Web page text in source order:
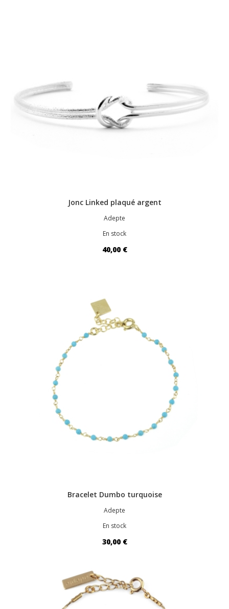
Jonc Linked plaqué argent
Adepte
En stock
40,00 €
Bracelet Dumbo turquoise
Adepte
En stock
30,00 €